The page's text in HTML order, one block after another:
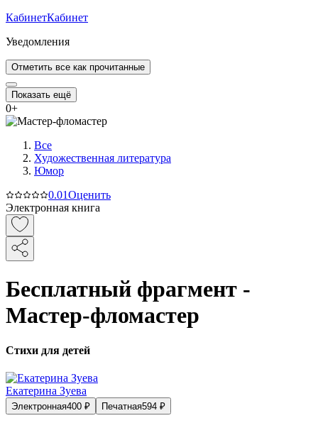
КабинетКабинет
Уведомления
Отметить все как прочитанные
Показать ещё
0+
Все
Художественная литература
Юмор
0.01Оценить
Электронная книга
Бесплатный фрагмент -
Мастер-фломастер
Стихи для детей
Екатерина Зуева
Электронная400 ₽ Печатная594 ₽